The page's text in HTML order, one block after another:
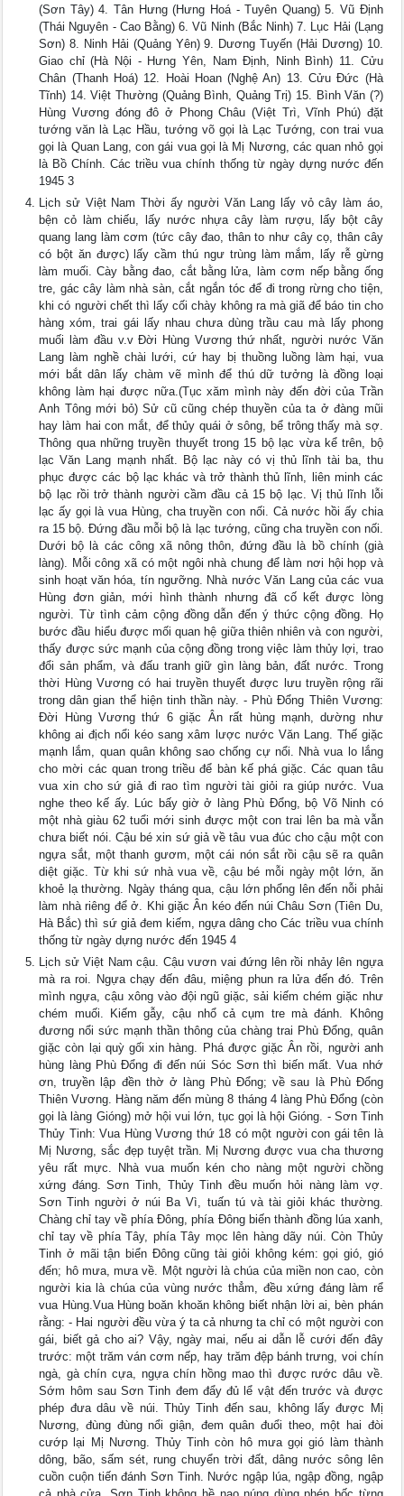
(Sơn Tây) 4. Tân Hưng (Hưng Hoá - Tuyên Quang) 5. Vũ Định
(Thái Nguyên - Cao Bằng) 6. Vũ Ninh (Bắc Ninh) 7. Lục Hải (Lạng
Sơn) 8. Ninh Hải (Quảng Yên) 9. Dương Tuyến (Hải Dương) 10.
Giao chỉ (Hà Nội - Hưng Yên, Nam Định, Ninh Bình) 11. Cửu
Chân (Thanh Hoá) 12. Hoài Hoan (Nghệ An) 13. Cửu Đức (Hà
Tĩnh) 14. Việt Thường (Quảng Bình, Quảng Trị) 15. Bình Văn (?)
Hùng Vương đóng đô ở Phong Châu (Việt Trì, Vĩnh Phú) đặt
tướng văn là Lạc Hầu, tướng võ gọi là Lạc Tướng, con trai vua
gọi là Quan Lang, con gái vua gọi là Mị Nương, các quan nhỏ gọi
là Bồ Chính. Các triều vua chính thống từ ngày dựng nước đến
1945 3
Lịch sử Việt Nam Thời ấy người Văn Lang lấy vỏ cây làm áo,
bện cỏ làm chiếu, lấy nước nhựa cây làm rượu, lấy bột cây
quang lang làm cơm (tức cây đao, thân to như cây cọ, thân cây
có bột ăn được) lấy cầm thú ngư trùng làm mắm, lấy rễ gừng
làm muối. Cày bằng đao, cắt bằng lửa, làm cơm nếp bằng ống
tre, gác cây làm nhà sàn, cắt ngắn tóc để đi trong rừng cho tiện,
khi có người chết thì lấy cối chày không ra mà giã để báo tin cho
hàng xóm, trai gái lấy nhau chưa dùng trầu cau mà lấy phong
muối làm đầu v.v Đời Hùng Vương thứ nhất, người nước Văn
Lang làm nghề chài lưới, cứ hay bị thuồng luồng làm hại, vua
mới bắt dân lấy chàm vẽ mình để thú dữ tưởng là đồng loại
không làm hại được nữa.(Tục xăm mình này đến đời của Trần
Anh Tông mới bỏ) Sử cũ cũng chép thuyền của ta ở đàng mũi
hay làm hai con mắt, để thủy quái ở sông, bể trông thấy mà sợ.
Thông qua những truyền thuyết trong 15 bộ lạc vừa kể trên, bộ
lạc Văn Lang mạnh nhất. Bộ lạc này có vị thủ lĩnh tài ba, thu
phục được các bộ lạc khác và trở thành thủ lĩnh, liên minh các
bộ lạc rồi trở thành người cầm đầu cả 15 bộ lạc. Vị thủ lĩnh lỗi
lạc ấy gọi là vua Hùng, cha truyền con nối. Cả nước hồi ấy chia
ra 15 bộ. Đứng đầu mỗi bộ là lạc tướng, cũng cha truyền con nối.
Dưới bộ là các công xã nông thôn, đứng đầu là bồ chính (già
làng). Mỗi công xã có một ngôi nhà chung để làm nơi hội họp và
sinh hoạt văn hóa, tín ngưỡng. Nhà nước Văn Lang của các vua
Hùng đơn giản, mới hình thành nhưng đã cố kết được lòng
người. Từ tình cảm cộng đồng dẫn đến ý thức cộng đồng. Họ
bước đầu hiểu được mối quan hệ giữa thiên nhiên và con người,
thấy được sức mạnh của cộng đồng trong việc làm thủy lợi, trao
đổi sản phẩm, và đấu tranh giữ gìn làng bản, đất nước. Trong
thời Hùng Vương có hai truyền thuyết được lưu truyền rộng rãi
trong dân gian thể hiện tinh thần này. - Phù Đổng Thiên Vương:
Đời Hùng Vương thứ 6 giặc Ân rất hùng mạnh, dường như
không ai địch nổi kéo sang xâm lược nước Văn Lang. Thế giặc
mạnh lắm, quan quân không sao chống cự nổi. Nhà vua lo lắng
cho mời các quan trong triều để bàn kế phá giặc. Các quan tâu
vua xin cho sứ giả đi rao tìm người tài giỏi ra giúp nước. Vua
nghe theo kế ấy. Lúc bấy giờ ở làng Phù Đổng, bộ Võ Ninh có
một nhà giàu 62 tuổi mới sinh được một con trai lên ba mà vẫn
chưa biết nói. Cậu bé xin sứ giả về tâu vua đúc cho cậu một con
ngựa sắt, một thanh gươm, một cái nón sắt rồi cậu sẽ ra quân
diệt giặc. Từ khi sứ nhà vua về, cậu bé mỗi ngày một lớn, ăn
khoẻ lạ thường. Ngày tháng qua, cậu lớn phổng lên đến nỗi phải
làm nhà riêng để ở. Khi giặc Ân kéo đến núi Châu Sơn (Tiên Du,
Hà Bắc) thì sứ giả đem kiếm, ngựa dâng cho Các triều vua chính
thống từ ngày dựng nước đến 1945 4
Lịch sử Việt Nam cậu. Cậu vươn vai đứng lên rồi nhảy lên ngựa
mà ra roi. Ngựa chạy đến đâu, miệng phun ra lửa đến đó. Trên
mình ngựa, cậu xông vào đội ngũ giặc, sải kiếm chém giặc như
chém muối. Kiếm gẫy, cậu nhổ cả cụm tre mà đánh. Không
đương nổi sức mạnh thần thông của chàng trai Phù Đổng, quân
giặc còn lại quỳ gối xin hàng. Phá được giặc Ân rồi, người anh
hùng làng Phù Đổng đi đến núi Sóc Sơn thì biến mất. Vua nhớ
ơn, truyền lập đền thờ ở làng Phù Đổng; về sau là Phù Đổng
Thiên Vương. Hàng năm đến mùng 8 tháng 4 làng Phù Đổng (còn
gọi là làng Gióng) mở hội vui lớn, tục gọi là hội Gióng. - Sơn Tinh
Thủy Tinh: Vua Hùng Vương thứ 18 có một người con gái tên là
Mị Nương, sắc đẹp tuyệt trần. Mị Nương được vua cha thương
yêu rất mực. Nhà vua muốn kén cho nàng một người chồng
xứng đáng. Sơn Tinh, Thủy Tinh đều muốn hỏi nàng làm vợ.
Sơn Tinh người ở núi Ba Vì, tuấn tú và tài giỏi khác thường.
Chàng chỉ tay về phía Đông, phía Đông biến thành đồng lúa xanh,
chỉ tay về phía Tây, phía Tây mọc lên hàng dãy núi. Còn Thủy
Tinh ở mãi tận biển Đông cũng tài giỏi không kém: gọi gió, gió
đến; hô mưa, mưa về. Một người là chúa của miền non cao, còn
người kia là chúa của vùng nước thẳm, đều xứng đáng làm rể
vua Hùng.Vua Hùng boăn khoăn không biết nhận lời ai, bèn phán
rằng: - Hai người đều vừa ý ta cả nhưng ta chỉ có một người con
gái, biết gả cho ai? Vậy, ngày mai, nếu ai dẫn lễ cưới đến đây
trước: một trăm ván cơm nếp, hay trăm đệp bánh trưng, voi chín
ngà, gà chín cựa, ngựa chín hồng mao thì được rước dâu về.
Sớm hôm sau Sơn Tinh đem đẩy đủ lể vật đến trước và được
phép đưa dâu về núi. Thủy Tinh đến sau, không lấy được Mị
Nương, đùng đùng nổi giận, đem quân đuổi theo, một hai đòi
cướp lại Mị Nương. Thủy Tinh còn hô mưa gọi gió làm thành
dông, bão, sấm sét, rung chuyển trời đất, dâng nước sông lên
cuồn cuộn tiến đánh Sơn Tinh. Nước ngập lúa, ngập đồng, ngập